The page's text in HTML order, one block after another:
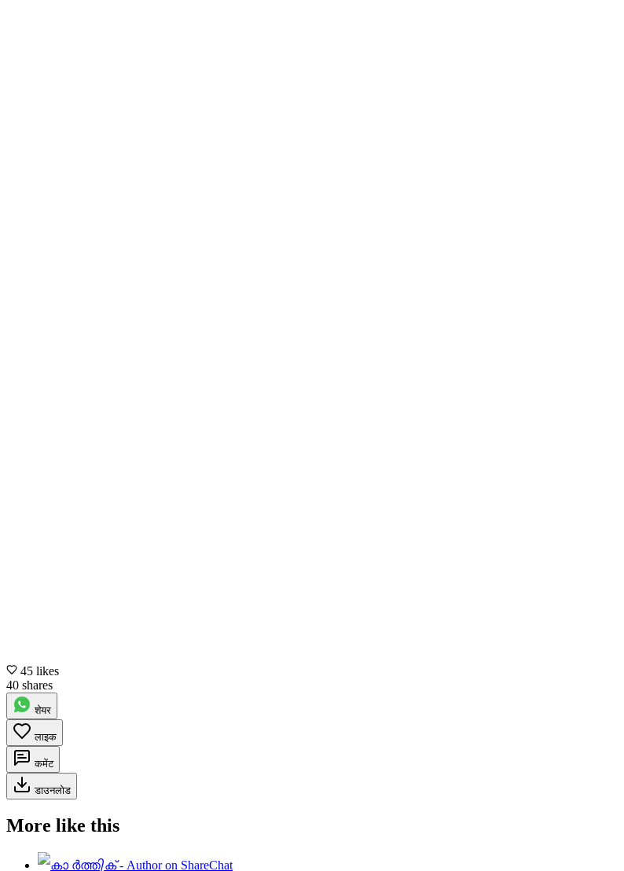
45 likes
40 shares
शेयर
लाइक
कमेंट
डाउनलोड
More like this